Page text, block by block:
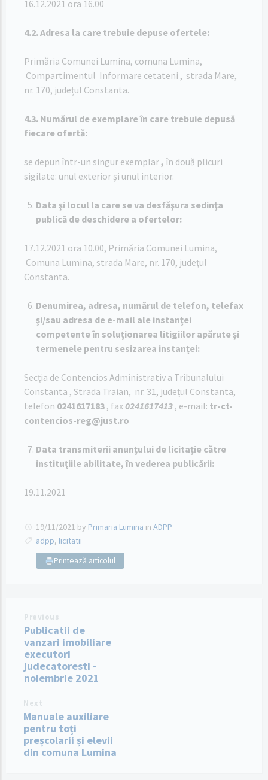
16.12.2021 ora 16.00
4.2. Adresa la care trebuie depuse ofertele:
Primăria Comunei Lumina, comuna Lumina,
Compartimentul Informare cetateni , strada Mare,
nr. 170, județul Constanta.
4.3. Numărul de exemplare în care trebuie depusă
fiecare ofertă:
se depun într-un singur exemplar, în două plicuri
sigilate: unul exterior și unul interior.
Data şi locul la care se va desfăşura sedinţa
publică de deschidere a ofertelor:
17.12.2021 ora 10.00, Primăria Comunei Lumina,
Comuna Lumina, strada Mare, nr. 170, județul
Constanta.
Denumirea, adresa, numărul de telefon, telefax
şi/sau adresa de e-mail ale instanţei
competente în soluţionarea litigiilor apărute şi
termenele pentru sesizarea instanţei:
Secția de Contencios Administrativ a Tribunalului
Constanta , Strada Traian, nr. 31, județul Constanta,
telefon 0241617183 , fax0241617413 , e-mail: tr-ct-
contencios-reg@just.ro
Data transmiterii anunţului de licitaţie către
instituţiile abilitate, în vederea publicării:
19.11.2021
19/11/2021 by Primaria Lumina in ADPP
adpp, licitatii
Printează articolul
Previous
Publicatii de
vanzari imobiliare
executori
judecatoresti -
noiembrie 2021
Next
Manuale auxiliare
pentru toți
preșcolarii și elevii
din comuna Lumina